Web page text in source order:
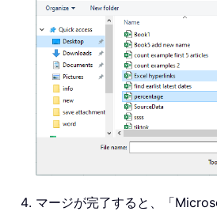
End
End If
    MsgBox
"Data
End Sub
マージが完了すると、「